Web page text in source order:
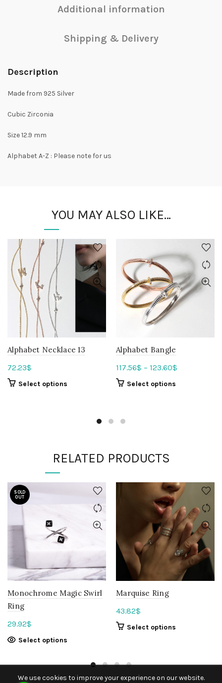
Additional information
Shipping & Delivery
Description
Made from 925 Silver
Cubic Zirconia
Size 12.9 mm
Alphabet A-Z : Please note for us
YOU MAY ALSO LIKE…
Alphabet Necklace 13
72.23$
Select options
Alphabet Bangle
117.56$ – 123.60$
Select options
RELATED PRODUCTS
SOLD
OUT
Monochrome Magic Swirl
Ring
29.92$
Select options
Marquise Ring
43.82$
Select options
We use cookies to improve your experience on our website.